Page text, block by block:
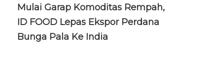
Mulai Garap Komoditas Rempah,
ID FOOD Lepas Ekspor Perdana
Bunga Pala Ke India